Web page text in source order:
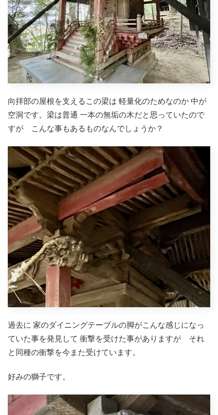
向拝部の屋根を支えるこの梁は 軽量化のためなのか 中が
空洞です。梁は普通 一本の無垢の木だと思っていたので
すが こんな事もあるものなんでしょうか？
過去に 家のダイニングテーブルの脚がこんな感じになっ
ていた事を発見して 衝撃を受けた事がありますが それ
と同種の衝撃を今また受けています。
好みの獅子です。